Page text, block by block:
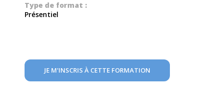
Type de format :
Présentiel
JE M'INSCRIS À CETTE FORMATION